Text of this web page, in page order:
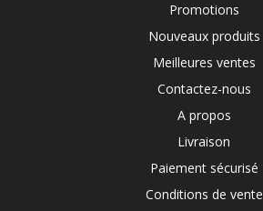
Promotions
Nouveaux produits
Meilleures ventes
Contactez-nous
A propos
Livraison
Paiement sécurisé
Conditions de vente